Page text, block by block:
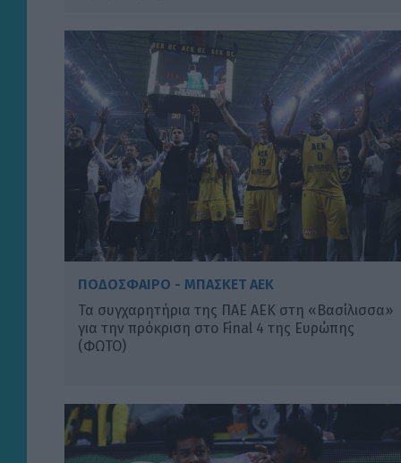
ΠΟΔΟΣΦΑΙΡΟ - ΜΠΑΣΚΕΤ ΑΕΚ
Τα συγχαρητήρια της ΠΑΕ ΑΕΚ στη «Βασίλισσα»
για την πρόκριση στο Final 4 της Ευρώπης
(ΦΩΤΟ)